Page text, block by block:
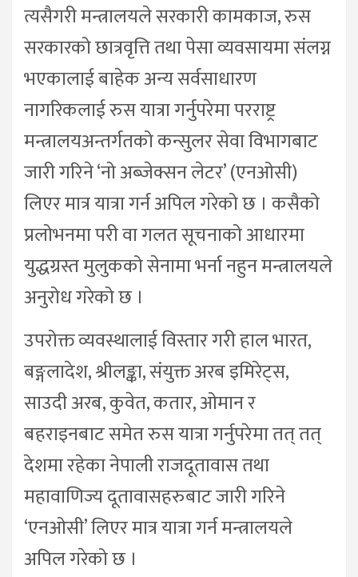
त्यसैगरी मन्त्रालयले सरकारी कामकाज, रुस
सरकारको छात्रवृत्ति तथा पेसा व्यवसायमा संलग्न
भएकालाई बाहेक अन्य सर्वसाधारण
नागरिकलाई रुस यात्रा गर्नुपरेमा परराष्ट्र
मन्त्रालयअन्तर्गतको कन्सुलर सेवा विभागबाट
जारी गरिने ‘नो अब्जेक्सन लेटर’ (एनओसी)
लिएर मात्र यात्रा गर्न अपिल गरेको छ । कसैको
प्रलोभनमा परी वा गलत सूचनाको आधारमा
युद्धग्रस्त मुलुकको सेनामा भर्ना नहुन मन्त्रालयले
अनुरोध गरेको छ ।
उपरोक्त व्यवस्थालाई विस्तार गरी हाल भारत,
बङ्गलादेश, श्रीलङ्का, संयुक्त अरब इमिरेट्स,
साउदी अरब, कुवेत, कतार, ओमान र
बहराइनबाट समेत रुस यात्रा गर्नुपरेमा तत् तत्
देशमा रहेका नेपाली राजदूतावास तथा
महावाणिज्य दूतावासहरुबाट जारी गरिने
‘एनओसी’ लिएर मात्र यात्रा गर्न मन्त्रालयले
अपिल गरेको छ ।